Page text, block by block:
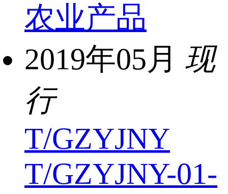
农业产品
2019年05月 现
行
T/GZYJNY
T/GZYJNY-01-